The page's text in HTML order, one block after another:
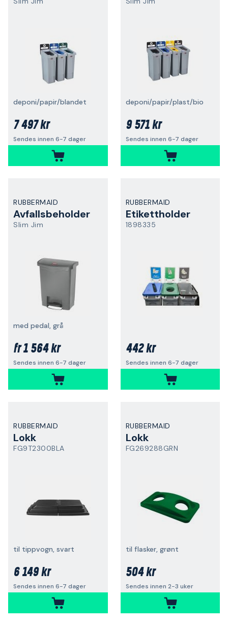
deponi/papir/blandet
7 497 kr
Sendes innen 6-7 dager
deponi/papir/plast/bio
9 571 kr
Sendes innen 6-7 dager
RUBBERMAID
Avfallsbeholder
Slim Jim
med pedal, grå
fr1 564 kr
Sendes innen 6-7 dager
RUBBERMAID
Etikettholder
1898335
442 kr
Sendes innen 6-7 dager
RUBBERMAID
Lokk
FG9T2300BLA
til tippvogn, svart
6 149 kr
Sendes innen 6-7 dager
RUBBERMAID
Lokk
FG269288GRN
til flasker, grønt
504 kr
Sendes innen 2-3 uker